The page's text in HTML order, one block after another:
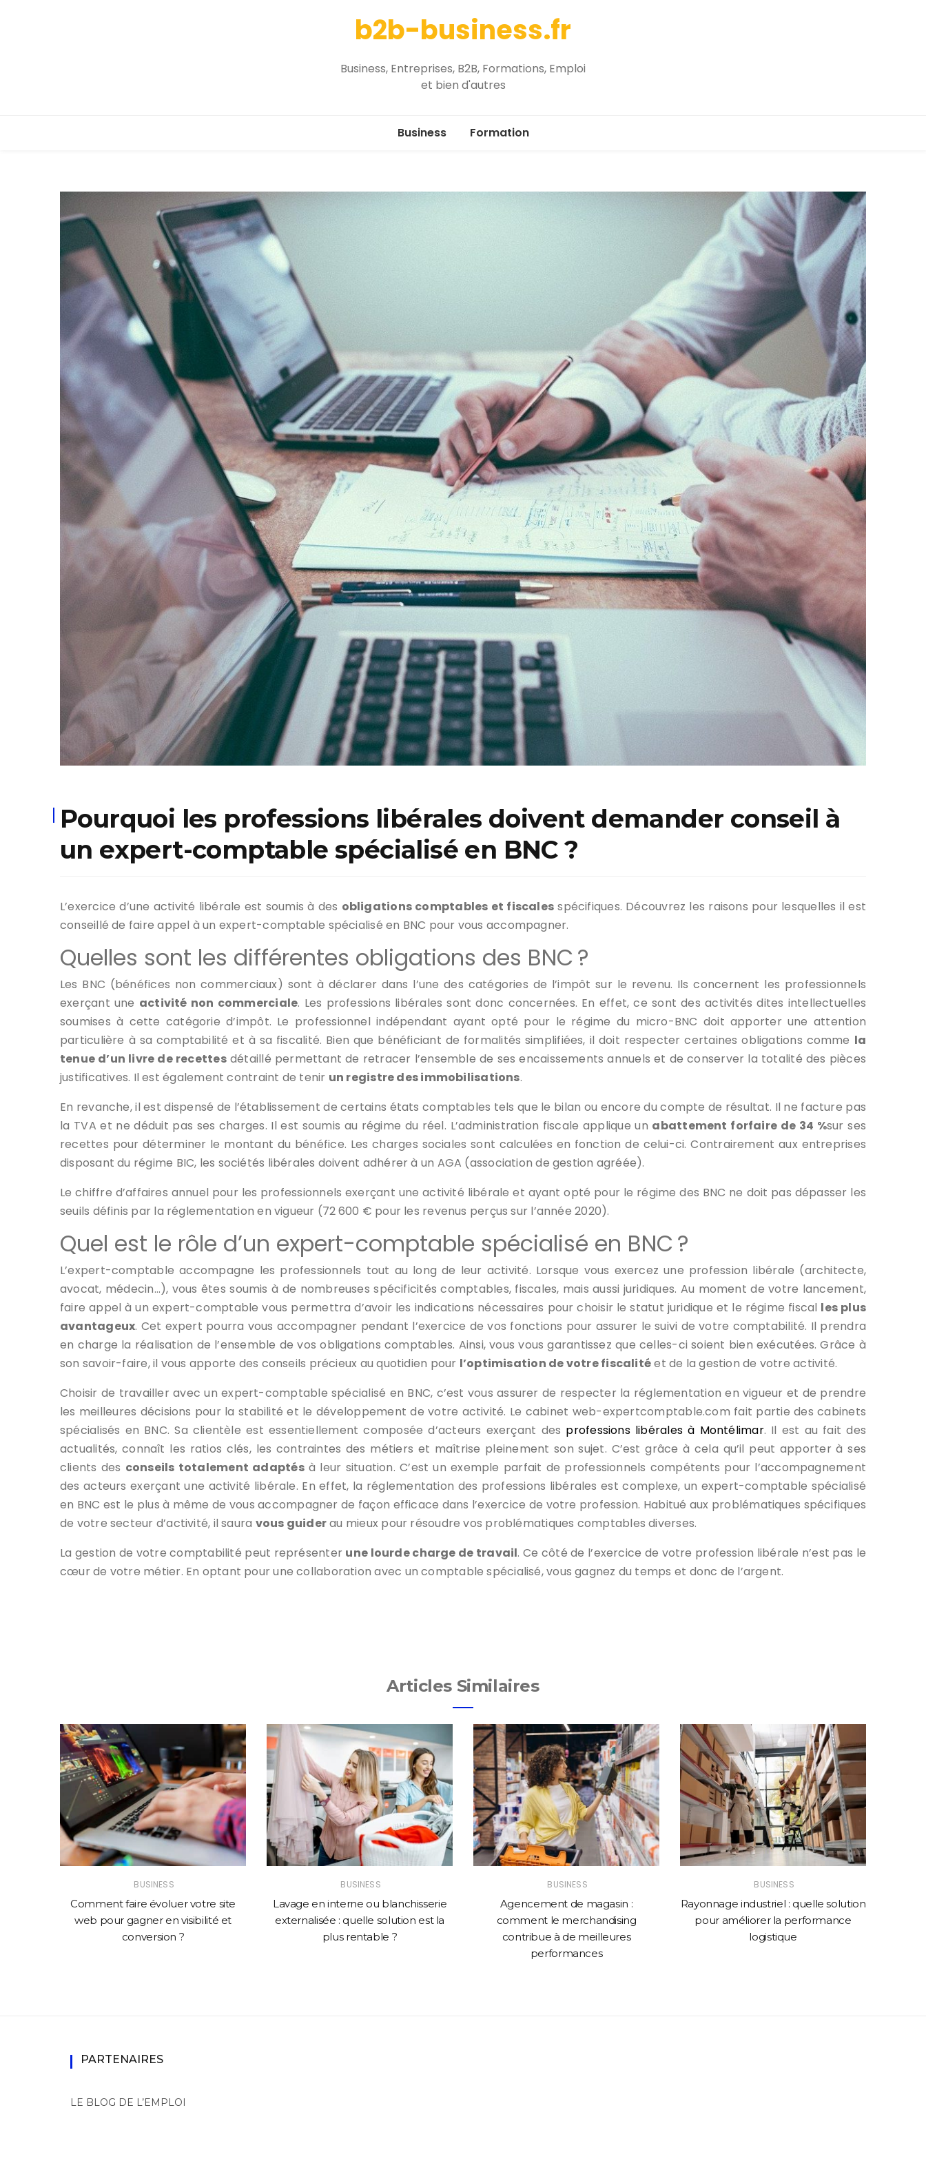
b2b-business.fr
Business, Entreprises, B2B, Formations, Emploi
et bien d'autres
Business Formation
Pourquoi les professions libérales doivent demander conseil à
un expert-comptable spécialisé en BNC ?
L’exercice d’une activité libérale est soumis à des obligations comptables et fiscales spécifiques. Découvrez les raisons pour lesquelles il est
conseillé de faire appel à un expert-comptable spécialisé en BNC pour vous accompagner.
Quelles sont les différentes obligations des BNC ?
Les BNC (bénéfices non commerciaux) sont à déclarer dans l’une des catégories de l’impôt sur le revenu. Ils concernent les professionnels
exerçant une activité non commerciale. Les professions libérales sont donc concernées. En effet, ce sont des activités dites intellectuelles
soumises à cette catégorie d’impôt. Le professionnel indépendant ayant opté pour le régime du micro-BNC doit apporter une attention
particulière à sa comptabilité et à sa fiscalité. Bien que bénéficiant de formalités simplifiées, il doit respecter certaines obligations comme la
tenue d’un livre de recettesdétaillé permettant de retracer l’ensemble de ses encaissements annuels et de conserver la totalité des pièces
justificatives. Il est également contraint de tenir un registre des immobilisations.
En revanche, il est dispensé de l’établissement de certains états comptables tels que le bilan ou encore du compte de résultat. Il ne facture pas
la TVA et ne déduit pas ses charges. Il est soumis au régime du réel. L’administration fiscale applique un abattement forfaire de 34 %sur ses
recettes pour déterminer le montant du bénéfice. Les charges sociales sont calculées en fonction de celui-ci. Contrairement aux entreprises
disposant du régime BIC, les sociétés libérales doivent adhérer à un AGA (association de gestion agréée).
Le chiffre d’affaires annuel pour les professionnels exerçant une activité libérale et ayant opté pour le régime des BNC ne doit pas dépasser les
seuils définis par la réglementation en vigueur (72 600 € pour les revenus perçus sur l’année 2020).
Quel est le rôle d’un expert-comptable spécialisé en BNC ?
L’expert-comptable accompagne les professionnels tout au long de leur activité. Lorsque vous exercez une profession libérale (architecte,
avocat, médecin…), vous êtes soumis à de nombreuses spécificités comptables, fiscales, mais aussi juridiques. Au moment de votre lancement,
faire appel à un expert-comptable vous permettra d’avoir les indications nécessaires pour choisir le statut juridique et le régime fiscal les plus
avantageux. Cet expert pourra vous accompagner pendant l’exercice de vos fonctions pour assurer le suivi de votre comptabilité. Il prendra
en charge la réalisation de l’ensemble de vos obligations comptables. Ainsi, vous vous garantissez que celles-ci soient bien exécutées. Grâce à
son savoir-faire, il vous apporte des conseils précieux au quotidien pour l’optimisation de votre fiscalitéet de la gestion de votre activité.
Choisir de travailler avec un expert-comptable spécialisé en BNC, c’est vous assurer de respecter la réglementation en vigueur et de prendre
les meilleures décisions pour la stabilité et le développement de votre activité. Le cabinet web-expertcomptable.com fait partie des cabinets
spécialisés en BNC. Sa clientèle est essentiellement composée d’acteurs exerçant des professions libérales à Montélimar. Il est au fait des
actualités, connaît les ratios clés, les contraintes des métiers et maîtrise pleinement son sujet. C’est grâce à cela qu’il peut apporter à ses
clients des conseils totalement adaptésà leur situation. C’est un exemple parfait de professionnels compétents pour l’accompagnement
des acteurs exerçant une activité libérale. En effet, la réglementation des professions libérales est complexe, un expert-comptable spécialisé
en BNC est le plus à même de vous accompagner de façon efficace dans l’exercice de votre profession. Habitué aux problématiques spécifiques
de votre secteur d’activité, il saura vous guiderau mieux pour résoudre vos problématiques comptables diverses.
La gestion de votre comptabilité peut représenter une lourde charge de travail. Ce côté de l’exercice de votre profession libérale n’est pas le
cœur de votre métier. En optant pour une collaboration avec un comptable spécialisé, vous gagnez du temps et donc de l’argent.
Articles Similaires
BUSINESS
Comment faire évoluer votre site
web pour gagner en visibilité et
conversion ?
BUSINESS
Lavage en interne ou blanchisserie
externalisée : quelle solution est la
plus rentable ?
BUSINESS
Agencement de magasin :
comment le merchandising
contribue à de meilleures
performances
BUSINESS
Rayonnage industriel : quelle solution
pour améliorer la performance
logistique
PARTENAIRES
LE BLOG DE L’EMPLOI